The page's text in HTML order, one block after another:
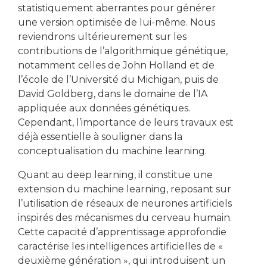
statistiquement aberrantes pour générer
une version optimisée de lui-même. Nous
reviendrons ultérieurement sur les
contributions de l’algorithmique génétique,
notamment celles de John Holland et de
l’école de l’Université du Michigan, puis de
David Goldberg, dans le domaine de l’IA
appliquée aux données génétiques.
Cependant, l’importance de leurs travaux est
déjà essentielle à souligner dans la
conceptualisation du machine learning.
Quant au deep learning, il constitue une
extension du machine learning, reposant sur
l’utilisation de réseaux de neurones artificiels
inspirés des mécanismes du cerveau humain.
Cette capacité d’apprentissage approfondie
caractérise les intelligences artificielles de «
deuxième génération », qui introduisent un